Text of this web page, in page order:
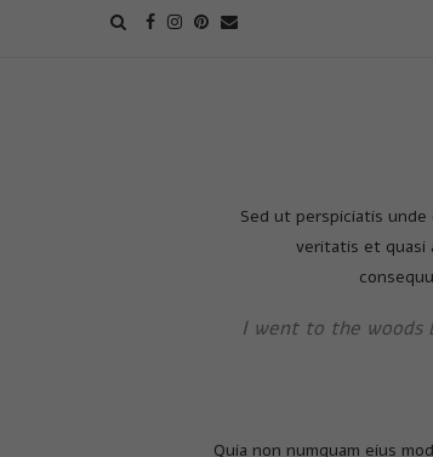
Sed ut perspiciatis
veritatis et quasi
I went to the woods
Quia non numquam eius